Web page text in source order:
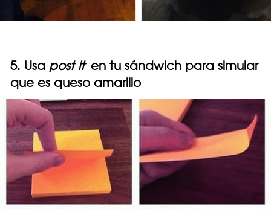
5. Usa post it en tu sándwich para simular
que es queso amarillo